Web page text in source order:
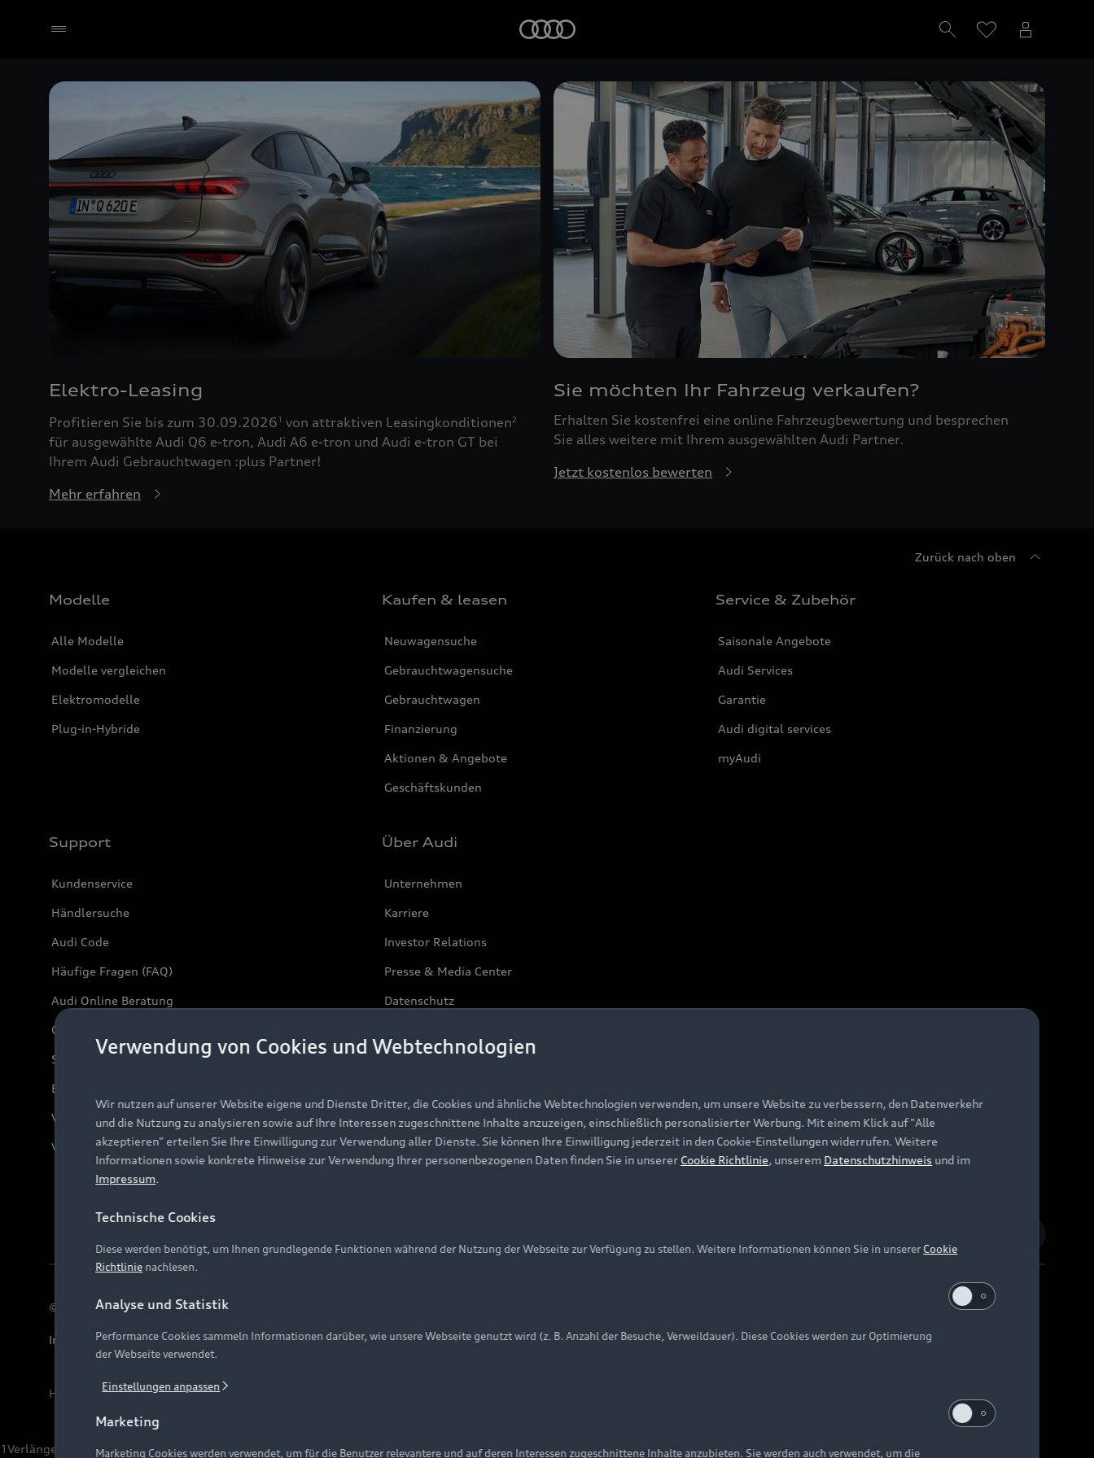
Elektro-Leasing
Profitieren Sie bis zum 30.09.20261 von attraktiven Leasingkonditionen2
für ausgewählte Audi Q6 e-tron, Audi A6 e-tron und Audi e-tron GT bei
Ihrem Audi Gebrauchtwagen :plus Partner!
Mehr erfahren
Sie möchten Ihr Fahrzeug verkaufen?
Erhalten Sie kostenfrei eine online Fahrzeugbewertung und besprechen
Sie alles weitere mit Ihrem ausgewählten Audi Partner.
Jetzt kostenlos bewerten
Zurück nach oben
Modelle
Alle Modelle
Modelle vergleichen
Elektromodelle
Plug-in-Hybride
Kaufen & leasen
Neuwagensuche
Gebrauchtwagensuche
Gebrauchtwagen
Finanzierung
Aktionen & Angebote
Geschäftskunden
Service & Zubehör
Saisonale Angebote
Audi Services
Garantie
Audi digital services
myAudi
Support
Kundenservice
Händlersuche
Audi Code
Häufige Fragen (FAQ)
Audi Online Beratung
Online-Terminvereinbarung
Servicekontakt
Bordbuch & Bedienungsanleitungen
Verträge kündigen
Vertrag widerrufen
Über Audi
Unternehmen
Karriere
Investor Relations
Presse & Media Center
Datenschutz
© 2026 AUDI AG. Alle Rechte vorbehalten
Impressum Rechtliches Hinweisgebersystem Datenschutzinformation Cookie-Einstellungen Cookie-Richtlinie Barrierefreiheit Digital Services Act
Hinweis: Die aktuelle Darstellung und Anordnung der Embleme am Fahrzeug bei allen Abbildungen auf dieser Webseite kann abweichen.
1Verlängerung vorbehalten.
Verwendung von Cookies und Webtechnologien
Wir nutzen auf unserer Website eigene und Dienste Dritter, die Cookies und ähnliche Webtechnologien verwenden, um unsere Website zu verbessern, den Datenverkehr
und die Nutzung zu analysieren sowie auf Ihre Interessen zugeschnittene Inhalte anzuzeigen, einschließlich personalisierter Werbung. Mit einem Klick auf "Alle
akzeptieren" erteilen Sie Ihre Einwilligung zur Verwendung aller Dienste. Sie können Ihre Einwilligung jederzeit in den Cookie-Einstellungen widerrufen. Weitere
Informationen sowie konkrete Hinweise zur Verwendung Ihrer personenbezogenen Daten finden Sie in unserer Cookie Richtlinie, unserem Datenschutzhinweis und im
Impressum.
Technische Cookies
Diese werden benötigt, um Ihnen grundlegende Funktionen während der Nutzung der Webseite zur Verfügung zu stellen. Weitere Informationen können Sie in unsererCookie
Richtlinie nachlesen.
Analyse und Statistik
Performance Cookies sammeln Informationen darüber, wie unsere Webseite genutzt wird (z. B. Anzahl der Besuche, Verweildauer). Diese Cookies werden zur Optimierung
der Webseite verwendet.
Einstellungen anpassen
Marketing
Marketing Cookies werden verwendet, um für die Benutzer relevantere und auf deren Interessen zugeschnittene Inhalte anzubieten. Sie werden auch verwendet, um die